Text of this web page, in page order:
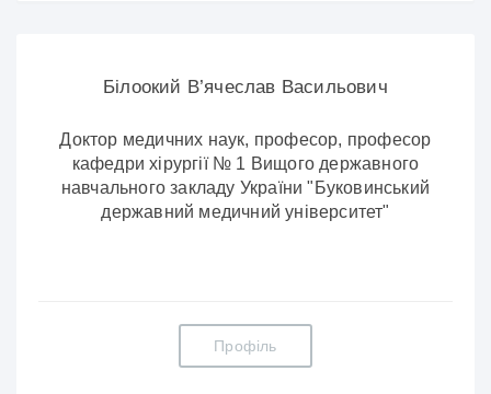
Білоокий В’ячеслав Васильович
Доктор медичних наук, професор, професор
кафедри хірургії № 1 Вищого державного
навчального закладу України "Буковинський
державний медичний університет"
Профіль